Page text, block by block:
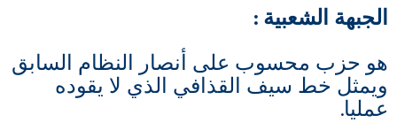
الجبهة الشعبية:
هو حزب محسوب على أنصار النظام السابق
ويمثل خط سيف القذافي الذي لا يقوده
عمليا.